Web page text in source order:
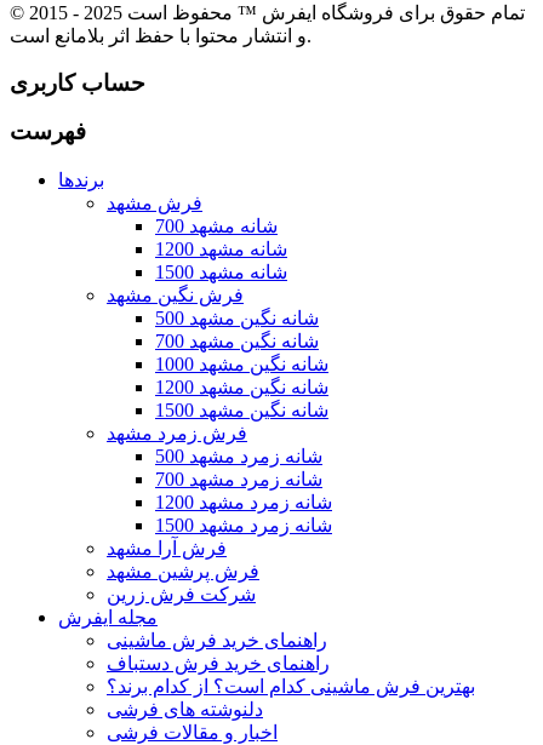
© 2015 - 2025 تمام حقوق برای فروشگاه ایفرش ™ محفوظ است
و انتشار محتوا با حفظ اثر بلامانع است.
حساب کاربری
فهرست
برندها
فرش مشهد
700 شانه مشهد
1200 شانه مشهد
1500 شانه مشهد
فرش نگین مشهد
500 شانه نگین مشهد
700 شانه نگین مشهد
1000 شانه نگین مشهد
1200 شانه نگین مشهد
1500 شانه نگین مشهد
فرش زمرد مشهد
500 شانه زمرد مشهد
700 شانه زمرد مشهد
1200 شانه زمرد مشهد
1500 شانه زمرد مشهد
فرش آرا مشهد
فرش پرشین مشهد
شرکت فرش زرین
مجله ایفرش
راهنمای خرید فرش ماشینی
راهنمای خرید فرش دستباف
بهترین فرش ماشینی کدام است؟ از کدام برند؟
دلنوشته های فرشی
اخبار و مقالات فرشی